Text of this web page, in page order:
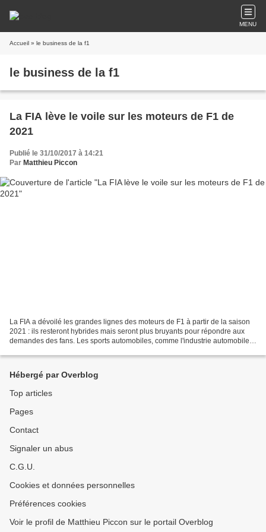
MENU
Accueil » le business de la f1
le business de la f1
La FIA lève le voile sur les moteurs de F1 de
2021
Publié le 31/10/2017 à 14:21
Par Matthieu Piccon
La FIA a dévoilé les grandes lignes des moteurs de F1 à partir de la saison
2021 : ils resteront hybrides mais seront plus bruyants pour répondre aux
demandes des fans. Les sports automobiles, comme l'industrie automobile,
Hébergé par Overblog
Top articles
Pages
Contact
Signaler un abus
C.G.U.
Cookies et données personnelles
Préférences cookies
Voir le profil de Matthieu Piccon sur le portail Overblog